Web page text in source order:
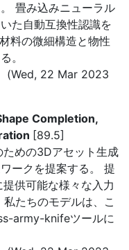
畳み込みニューラル
た自動互換性認識を
料の微細構造と物性
。
(Wed, 22 Mar 2023
Completion,
[89.5]
めの3Dアセット生成
ークを提案する。 提
供可能な様々な入力
たちのモデルは、こ
army-knifeツールに